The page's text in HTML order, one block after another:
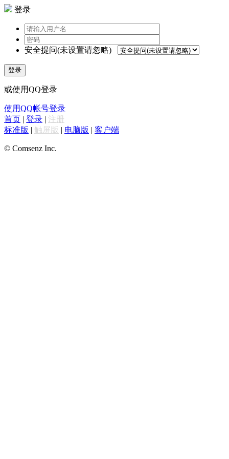
登录
安全提问(未设置请忽略)
登录
或使用QQ登录
使用QQ帐号登录
首页 | 登录 | 注册
标准版 | 触屏版 | 电脑版 | 客户端
© Comsenz Inc.